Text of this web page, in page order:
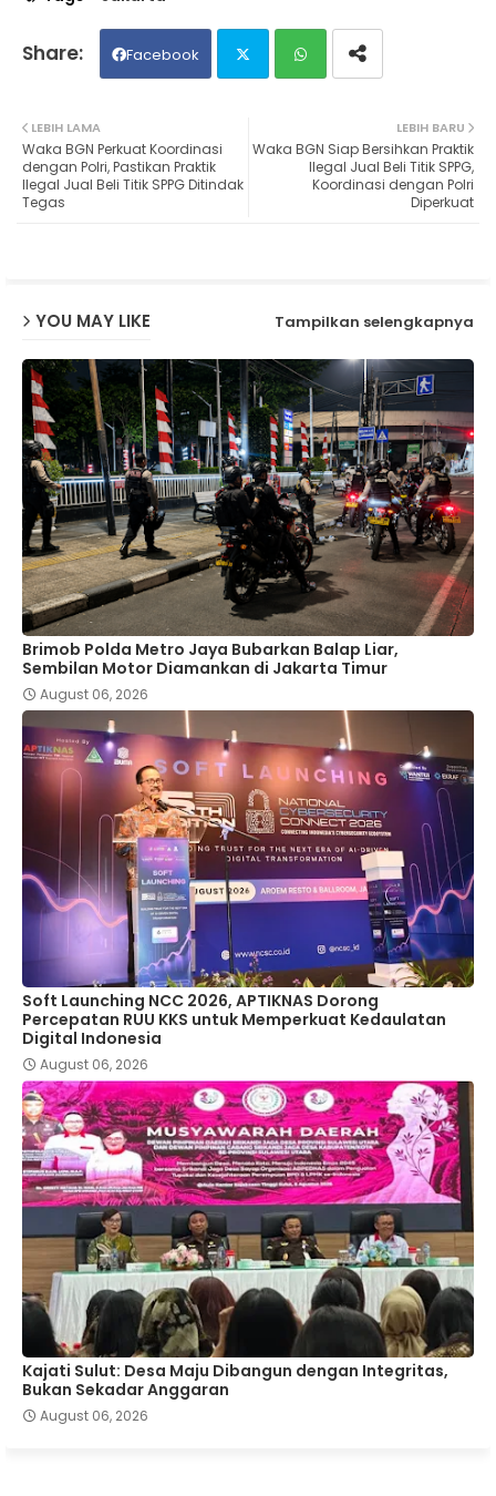
Facebook
ats
LEBIH BARU
Waka BGN Siap Bersihkan Praktik
Ilegal Jual Beli Titik SPPG,
Koordinasi dengan Polri
Diperkuat
LEBIH LAMA
Waka BGN Perkuat Koordinasi
dengan Polri, Pastikan Praktik
Ilegal Jual Beli Titik SPPG Ditindak
Tegas
YOU MAY LIKE Tampilkan selengkapnya
Brimob Polda Metro Jaya Bubarkan Balap Liar,
Sembilan Motor Diamankan di Jakarta Timur
August 06, 2026
Soft Launching NCC 2026, APTIKNAS Dorong
Percepatan RUU KKS untuk Memperkuat Kedaulatan
Digital Indonesia
August 06, 2026
Kajati Sulut: Desa Maju Dibangun dengan Integritas,
Bukan Sekadar Anggaran
August 06, 2026